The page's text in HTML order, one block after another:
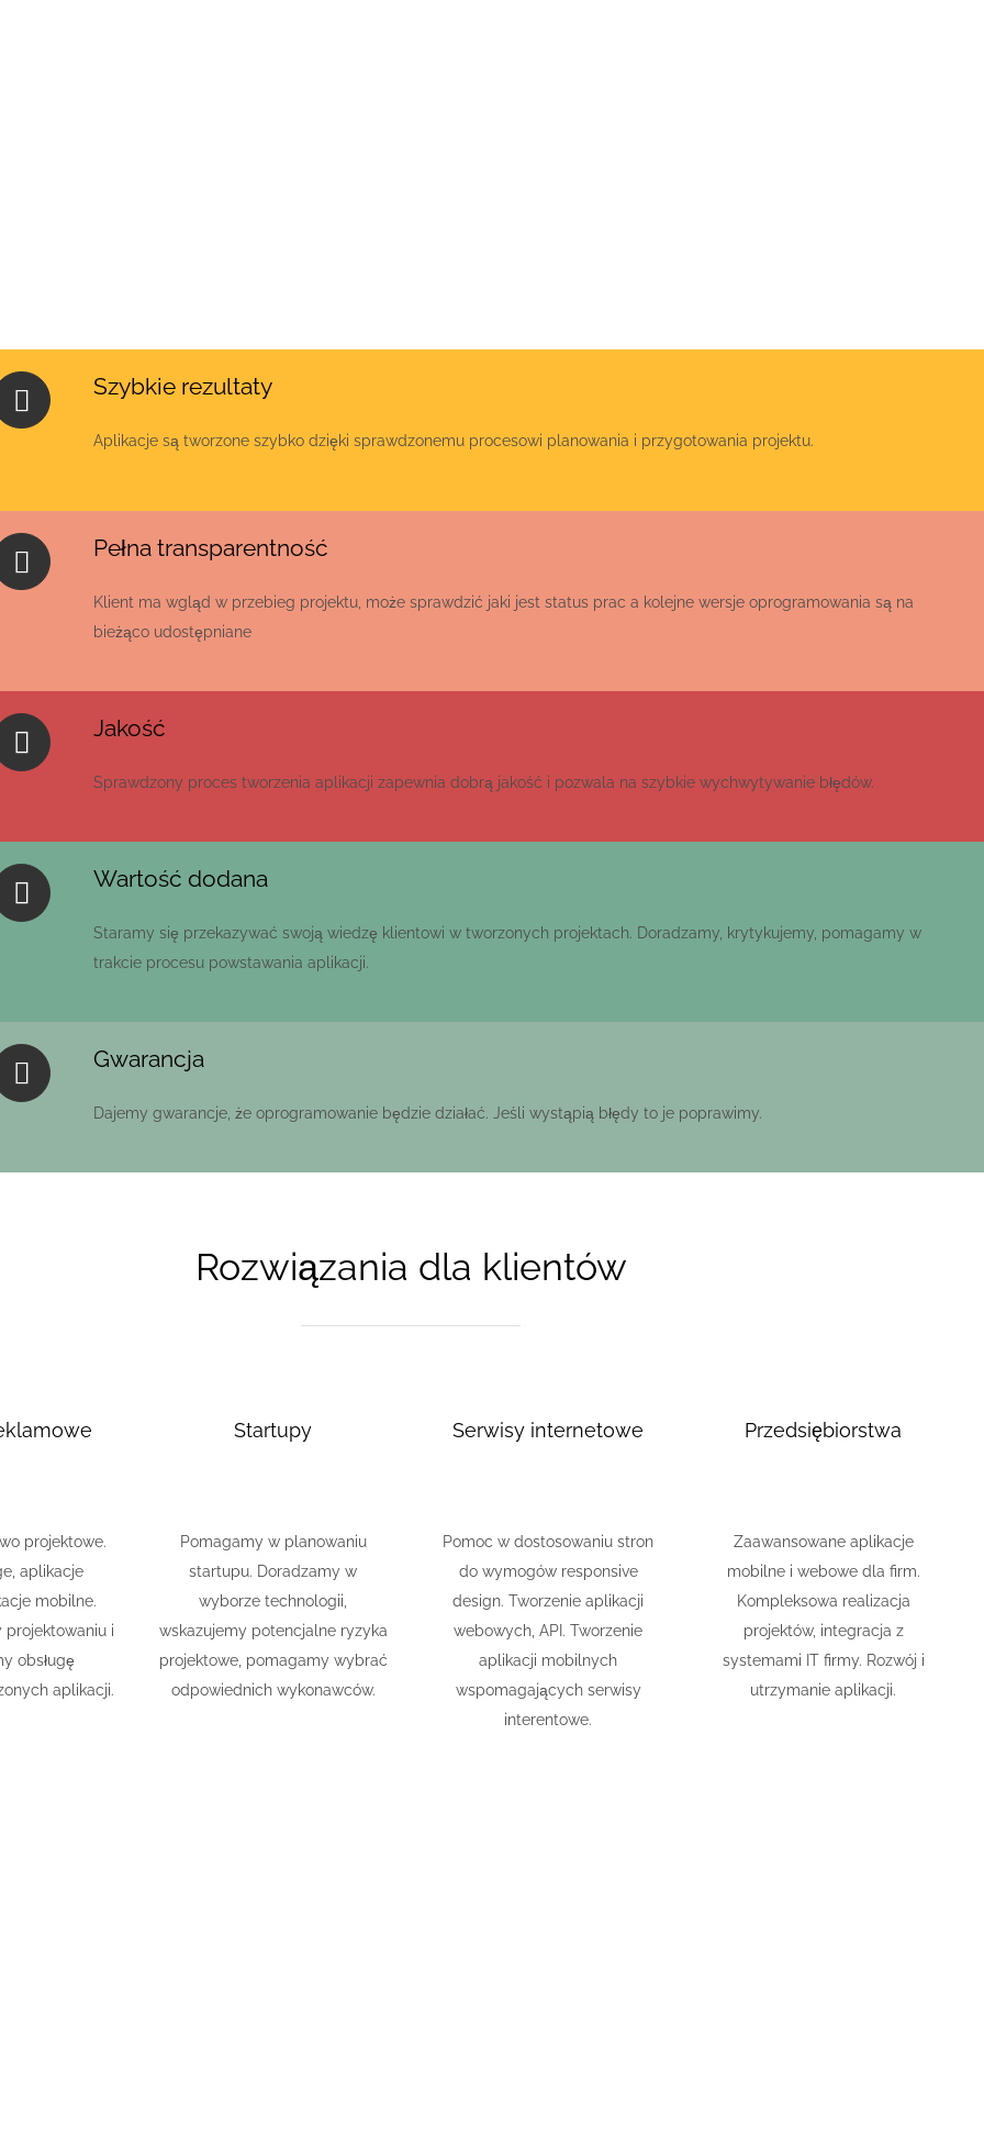
Szybkie rezultaty
Aplikacje są tworzone szybko dzięki sprawdzonemu procesowi planowania i przygotowania projektu.
Pełna transparentność
Klient ma wgląd w przebieg projektu, może sprawdzić jaki jest status prac a kolejne wersje oprogramowania są na
bieżąco udostępniane
Jakość
Sprawdzony proces tworzenia aplikacji zapewnia dobrą jakość i pozwala na szybkie wychwytywanie błędów.
Wartość dodana
Staramy się przekazywać swoją wiedzę klientowi w tworzonych projektach. Doradzamy, krytykujemy, pomagamy w
trakcie procesu powstawania aplikacji.
Gwarancja
Dajemy gwarancje, że oprogramowanie będzie działać. Jeśli wystąpią błędy to je poprawimy.
Rozwiązania dla klientów
projektowe.
aplikacje
mobilne.
i
obsługę
aplikacji.
Startupy
Pomagamy w planowaniu
startupu. Doradzamy w
wyborze technologii,
wskazujemy potencjalne ryzyka
projektowe, pomagamy wybrać
odpowiednich wykonawców.
Serwisy internetowe
Pomoc w dostosowaniu stron
do wymogów responsive
design. Tworzenie aplikacji
webowych, API. Tworzenie
aplikacji mobilnych
wspomagających serwisy
interentowe.
Przedsiębiorstwa
Zaawansowane aplikacje
mobilne i webowe dla firm.
Kompleksowa realizacja
projektów, integracja z
systemami IT firmy. Rozwój i
utrzymanie aplikacji.